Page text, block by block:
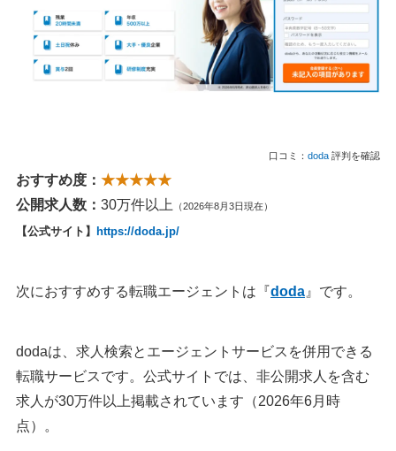
口コミ： doda 評判を確認
おすすめ度： ★★★★★
公開求人数： 30万件以上 （2026年8月3日現在）
【公式サイト】 https://doda.jp/
次におすすめする転職エージェントは『doda 』です。
dodaは、求人検索とエージェントサービスを併用できる
転職サービスです。公式サイトでは、非公開求人を含む
求人が30万件以上掲載されています（2026年6月時
点）。